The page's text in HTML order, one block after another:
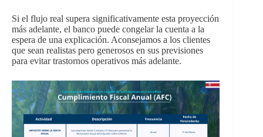
Si el flujo real supera significativamente esta proyección
más adelante, el banco puede congelar la cuenta a la
espera de una explicación. Aconsejamos a los clientes
que sean realistas pero generosos en sus previsiones
para evitar trastornos operativos más adelante.